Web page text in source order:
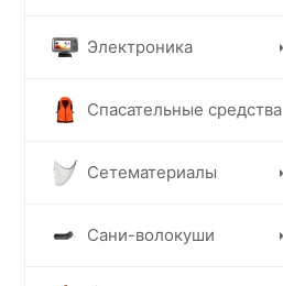
Электроника
Спасательные средства
Сетематериалы
Сани-волокуши